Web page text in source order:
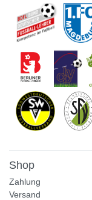
Shop
Zahlung
Versand